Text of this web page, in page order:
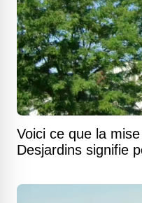
Voici ce que la
Desjardins signifie